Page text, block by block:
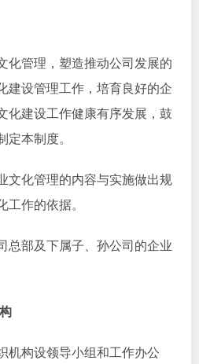
化管理，塑造推动公司发展的
建设管理工作，培育良好的企
化建设工作健康有序发展，鼓
本制度。
文化管理的内容与实施做出规
作的依据。
总部及下属子、孙公司的企业
机构设领导小组和工作办公